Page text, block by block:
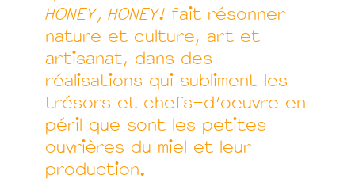
HONEY, HONEY! fait résonner
nature et culture, art et
artisanat, dans des
réalisations qui subliment les
trésors et chefs-d’oeuvre en
péril que sont les petites
ouvrières du miel et leur
production.